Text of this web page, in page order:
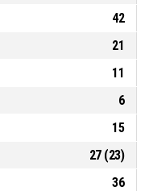
42
21
11
6
15
27(23)
36